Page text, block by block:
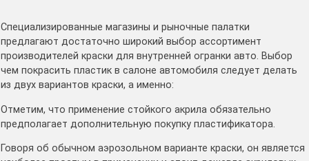
Специализированные магазины и рыночные палатки
предлагают достаточно широкий выбор ассортимент
производителей краски для внутренней огранки авто. Выбор
чем покрасить пластик в салоне автомобиля следует делать
из двух вариантов краски, а именно:
Отметим, что применение стойкого акрила обязательно
предполагает дополнительную покупку пластификатора.
Говоря об обычном аэрозольном варианте краски, он является